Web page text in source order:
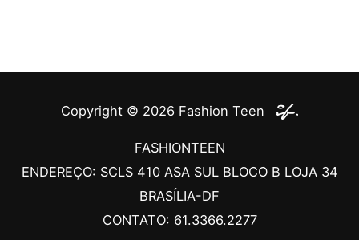
Copyright © 2026 Fashion Teen
FASHIONTEEN
ENDEREÇO: SCLS 410 ASA SUL BLOCO B LOJA 34
BRASÍLIA-DF
CONTATO: 61.3366.2277